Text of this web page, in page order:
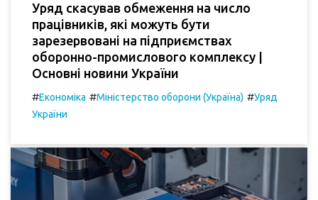
Уряд скасував обмеження на число
працівників, які можуть бути
зарезервовані на підприємствах
оборонно-промислового комплексу |
Основні новини України
#Економіка #Міністерство оборони (Україна) #Уряд
України